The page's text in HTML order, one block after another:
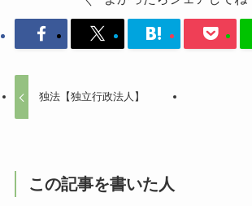
独法【独立行政法人】
この記事を書いた人